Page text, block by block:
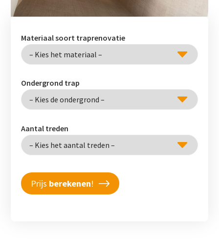
Materiaal soort traprenovatie
Ondergrond trap
Aantal treden
Prijs berekenen!